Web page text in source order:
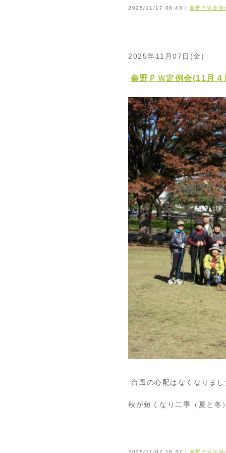
2025/11/17 08:43 | 秦野ＰＷ定例
2025年11月07日(金)
秦野ＰＷ定例会(11月４
台風の心配はなくなりま
秋が短くなり二季（夏と冬